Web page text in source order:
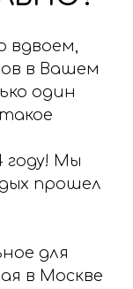
вдвоем,
в Вашем
один
году! Мы
прошел
для
в Москве